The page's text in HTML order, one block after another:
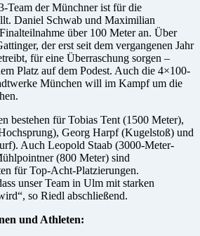
Team der Münchner ist für die
Daniel Schwab und Maximilian
über 100 Meter an. Über
der erst seit dem vergangenen Jahr
für eine Überraschung sorgen –
Platz auf dem Podest. Auch die 4×100-
München will im Kampf um die
bestehen für Tobias Tent (1500 Meter),
Georg Harpf (Kugelstoß) und
Auch Leopold Staab (3000-Meter-
(800 Meter) sind
für Top-Acht-Platzierungen.
unser Team in Ulm mit starken
so Riedl abschließend.
und Athleten: